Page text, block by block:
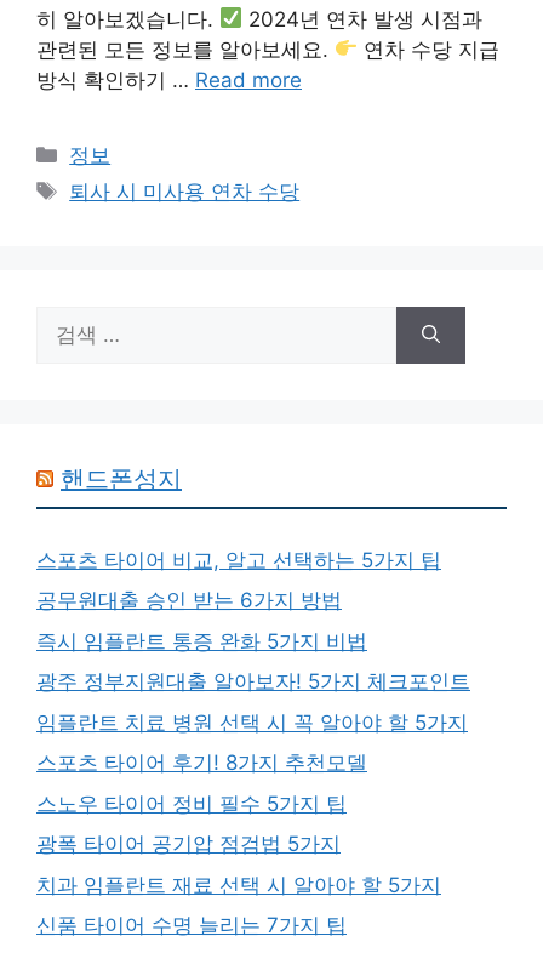
히 알아보겠습니다.
2024년 연차 발생 시점과
관련된 모든 정보를 알아보세요.
연차 수당 지급
방식 확인하기 … Read more
카
테
고
정보
태
퇴사 시 미사용 연차 수당
색:
핸드폰성지
스포츠 타이어 비교, 알고 선택하는 5가지 팁
공무원대출 승인 받는 6가지 방법
즉시 임플란트 통증 완화 5가지 비법
광주 정부지원대출 알아보자! 5가지 체크포인트
임플란트 치료 병원 선택 시 꼭 알아야 할 5가지
스포츠 타이어 후기! 8가지 추천모델
스노우 타이어 정비 필수 5가지 팁
광폭 타이어 공기압 점검법 5가지
치과 임플란트 재료 선택 시 알아야 할 5가지
신품 타이어 수명 늘리는 7가지 팁